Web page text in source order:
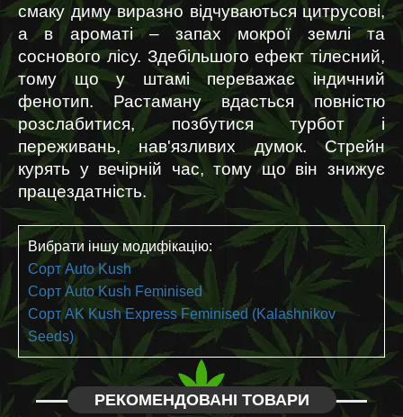
смаку диму виразно відчуваються цитрусові,
а в ароматі – запах мокрої землі та
соснового лісу. Здебільшого ефект тілесний,
тому що у штамі переважає індичний
фенотип. Растаману вдасться повністю
розслабитися, позбутися турбот і
переживань, нав'язливих думок. Стрейн
курять у вечірній час, тому що він знижує
працездатність.
Вибрати іншу модифікацію:
Сорт Auto Kush
Сорт Auto Kush Feminised
Сорт AK Kush Eхpress Feminised (Kalashnikov
Seeds)
РЕКОМЕНДОВАНІ ТОВАРИ